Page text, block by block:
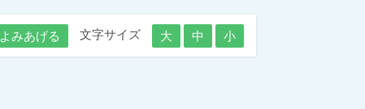
よみあげる 文字サイズ 大 中 小